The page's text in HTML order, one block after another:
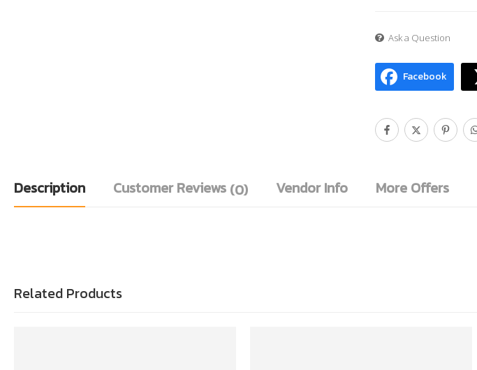
Ask a Question
Facebook
Description Customer Reviews (0) Vendor Info More Offers
Related Products